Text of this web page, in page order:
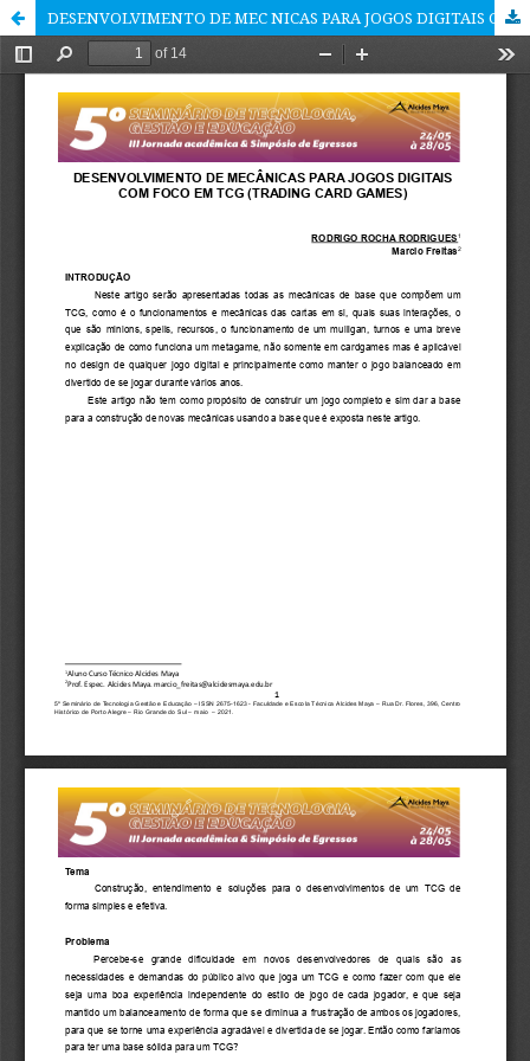
DESENVOLVIMENTO DE MEC NICAS PARA JOGOS DIGITAIS COM FOCO EM TCG (TRADING CARD GAMES)